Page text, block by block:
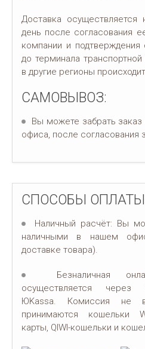
Доставка
день после согласования
компании и
до терминала
в другие регионы
САМОВЫВОЗ:
Вы можете забрать
офиса, после согласования
СПОСОБЫ
Наличный расчёт: Вы
наличными в нашем
доставке товара).
Безналичная
осуществляется через
ЮKassa. Комиссия не
принимаются кошельки
карты, QIWI-кошельки и